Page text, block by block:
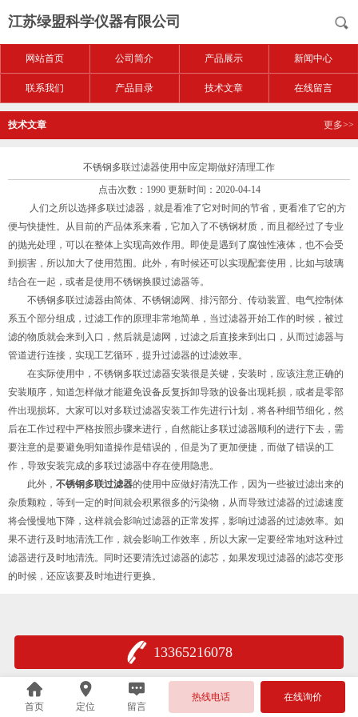
江苏绿盟科学仪器有限公司
网站首页 公司简介 产品展示 新闻中心
联系我们 产品目录 技术文章 在线留言
技术文章 更多>>
不锈钢多联过滤器使用中应定期做好清理工作
点击次数：1990 更新时间：2020-04-14
人们之所以选择多联过滤器，就是看准了它对时间的节省，更看准了它的方
便与快捷性。从目前的产品体系来看，它加入了不锈钢材质，而且都经过了专业
的抛光处理，可以在整体上实现高效作用。即使是遇到了腐蚀性液体，也不会受
到损害，所以加大了使用范围。此外，有时候还可以实现配套使用，比如与玻璃
结合在一起，或者是使用不锈钢换膜过滤器等。
不锈钢多联过滤器由简体、不锈钢滤网、排污部分、传动装置、电气控制体
系五个部分组成，过滤工作的原理非常地简单，当过滤器开始工作的时候，被过
滤的物质就会来到入口，然后就是滤网，过滤之后直接来到出口，从而过滤器与
管道进行连接，实现工艺循环，提升过滤器的过滤效率。
在实际使用中，不锈钢多联过滤器安装很是关键，安装时，应该注意正确的
安装顺序，知道怎样做才能避免设备反复拆卸导致的设备出现耗损，或者是零部
件出现损坏。大家可以对多联过滤器安装工作先进行计划，将各种细节细化，然
后在工作过程中严格按照步骤来进行，自然能让多联过滤器顺利的进行下去，需
要注意的是要避免明知道操作是错误的，但是为了更加便捷，而做了错误的工
作，导致安装完成的多联过滤器中存在使用隐患。
此外， 不锈钢多联过滤器的使用中应做好清洗工作，因为一些被过滤出来的
杂质颗粒，等到一定的时间就会积累很多的污染物，从而导致过滤器的过滤速度
将会慢慢地下降，这样就会影响过滤器的正常发挥，影响过滤器的过滤效率。如
果不进行及时地清洗工作，就会影响工作效率，所以大家一定要经常地对这种过
滤器进行及时地清洗。同时还要清洗过滤器的滤芯，如果发现过滤器的滤芯变形
的时候，还应该要及时地进行更换。
13365216078
首页 定位 留言
热线电话 在线询价